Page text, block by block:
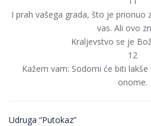
I prah vašega grada, što je prionuo
vas. Ali ovo
Kraljevstvo se je
12
Kažem vam: Sodomi će biti
onome.
Udruga “Putokaz”